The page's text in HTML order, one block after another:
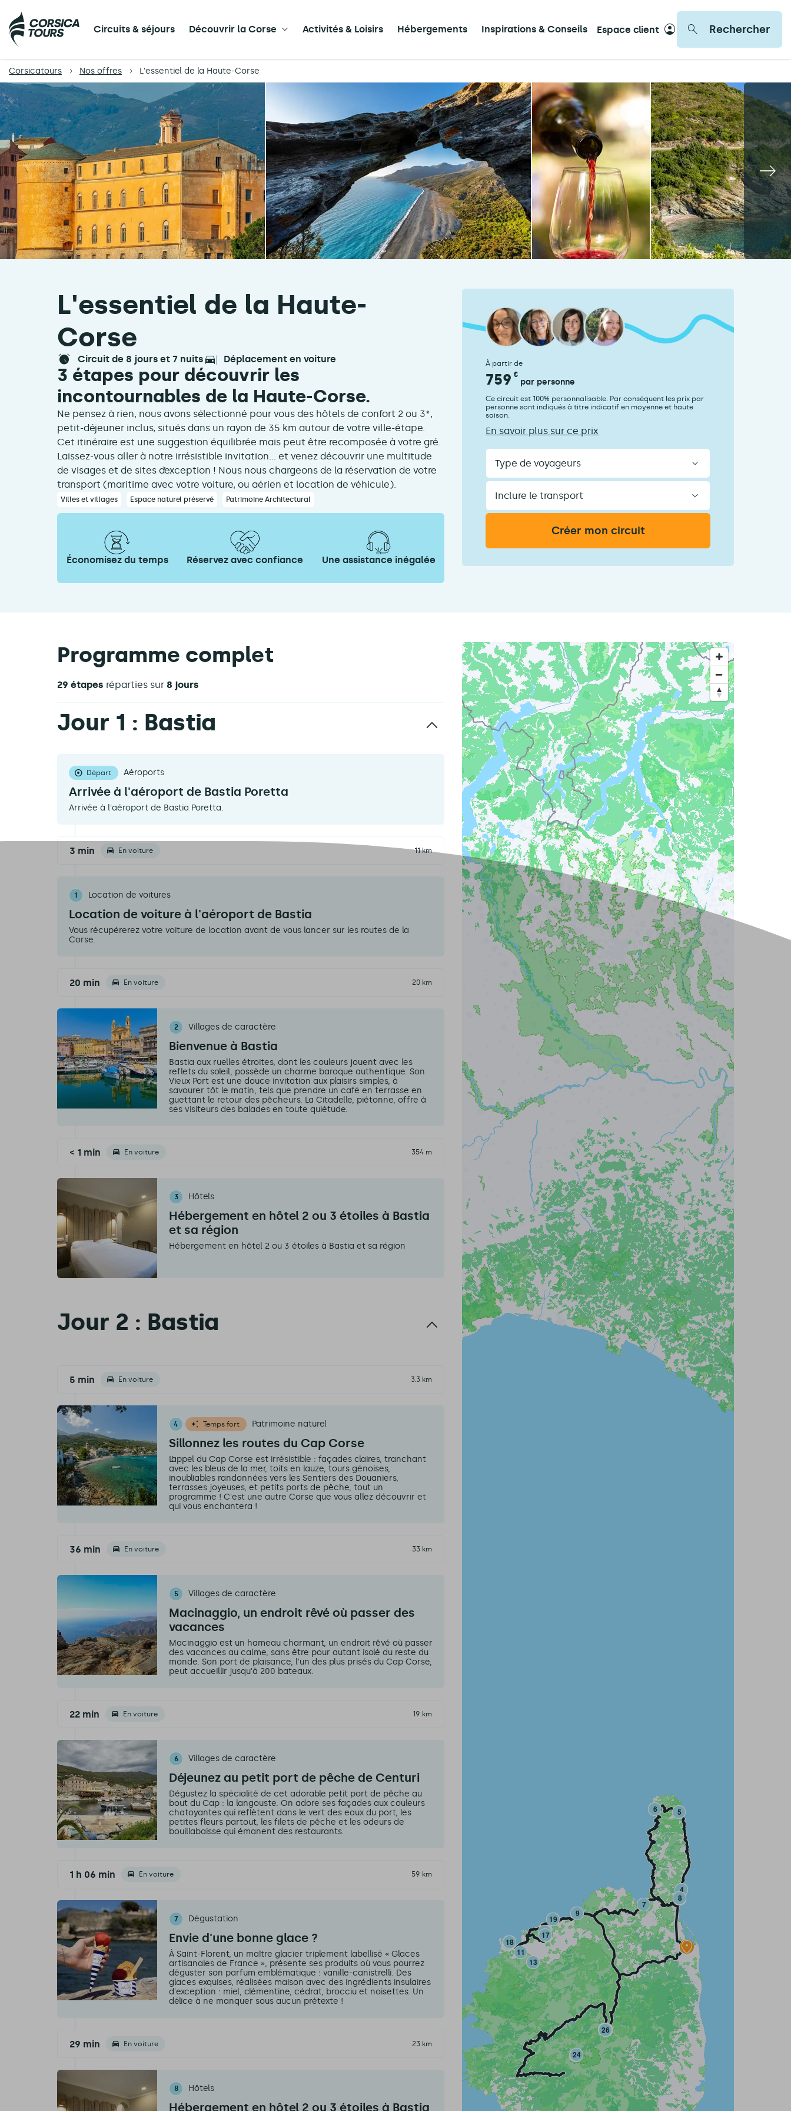
Circuits & séjours Découvrir la Corse Activités & Loisirs Hébergements Inspirations & Conseils Espace client Rechercher
Corsicatours Nos offres L'essentiel de la Haute-Corse
L'essentiel de la Haute-
Corse
circuit de 8 jours et 7 nuits déplacement en voiture
3 étapes pour découvrir les
incontournables de la Haute-Corse.
Ne pensez à rien, nous avons sélectionné pour vous des hôtels de confort 2 ou 3*,
petit-déjeuner inclus, situés dans un rayon de 35 km autour de votre ville-étape.
Cet itinéraire est une suggestion équilibrée mais peut être recomposée à votre gré.
Laissez-vous aller à notre irrésistible invitation… et venez découvrir une multitude
de visages et de sites d’exception ! Nous nous chargeons de la réservation de votre
transport (maritime avec votre voiture, ou aérien et location de véhicule).
Villes et villages Espace naturel préservé Patrimoine Architectural
Économisez du temps Réservez avec confiance Une assistance inégalée
À partir de
759 €
par personne
Ce circuit est 100% personnalisable. Par conséquent les prix par
personne sont indiqués à titre indicatif en moyenne et haute
saison.
En savoir plus sur ce prix
Type
de
Inclure
Programme complet
29 étapes réparties sur 8 jours
Jour 1 : Bastia
Départ Aéroports
Arrivée à l'aéroport de Bastia Poretta
Arrivée à l'aéroport de Bastia Poretta.
3 min En voiture 1.1 km
1 Location de voitures
Location de voiture à l'aéroport de Bastia
Vous récupérerez votre voiture de location avant de vous lancer sur les routes de la
Corse.
20 min En voiture 20 km
2 Villages de caractère
Bienvenue à Bastia
Bastia aux ruelles étroites, dont les couleurs jouent avec les
reflets du soleil, possède un charme baroque authentique. Son
Vieux Port est une douce invitation aux plaisirs simples, à
savourer tôt le matin, tels que prendre un café en terrasse en
guettant le retour des pêcheurs. La Citadelle, piétonne, offre à
ses visiteurs des balades en toute quiétude.
< 1 min En voiture 354 m
3 Hôtels
Hébergement en hôtel 2 ou 3 étoiles à Bastia
et sa région
Hébergement en hôtel 2 ou 3 étoiles à Bastia et sa région
Jour 2 : Bastia
5 min En voiture 3.3 km
4 Temps fort Patrimoine naturel
Sillonnez les routes du Cap Corse
L’appel du Cap Corse est irrésistible : façades claires, tranchant
avec les bleus de la mer, toits en lauze, tours génoises,
inoubliables randonnées vers les Sentiers des Douaniers,
terrasses joyeuses, et petits ports de pêche, tout un
programme ! C'est une autre Corse que vous allez découvrir et
qui vous enchantera !
36 min En voiture 33 km
5 Villages de caractère
Macinaggio, un endroit rêvé où passer des
vacances
Macinaggio est un hameau charmant, un endroit rêvé où passer
des vacances au calme, sans être pour autant isolé du reste du
monde. Son port de plaisance, l'un des plus prisés du Cap Corse,
peut accueillir jusqu'à 200 bateaux.
22 min En voiture 19 km
6 Villages de caractère
Déjeunez au petit port de pêche de Centuri
Dégustez la spécialité de cet adorable petit port de pêche au
bout du Cap : la langouste. On adore ses façades aux couleurs
chatoyantes qui reflètent dans le vert des eaux du port, les
petites fleurs partout, les filets de pêche et les odeurs de
bouillabaisse qui émanent des restaurants.
1 h 06 min En voiture 59 km
7 Dégustation
Envie d'une bonne glace ?
À Saint-Florent, un maître glacier triplement labellisé « Glaces
artisanales de France », présente ses produits où vous pourrez
déguster son parfum emblématique : vanille-canistrelli. Des
glaces exquises, réalisées maison avec des ingrédients insulaires
d'exception : miel, clémentine, cédrat, brocciu et noisettes. Un
délice à ne manquer sous aucun prétexte !
29 min En voiture 23 km
8 Hôtels
Hébergement en hôtel 2 ou 3 étoiles à Bastia